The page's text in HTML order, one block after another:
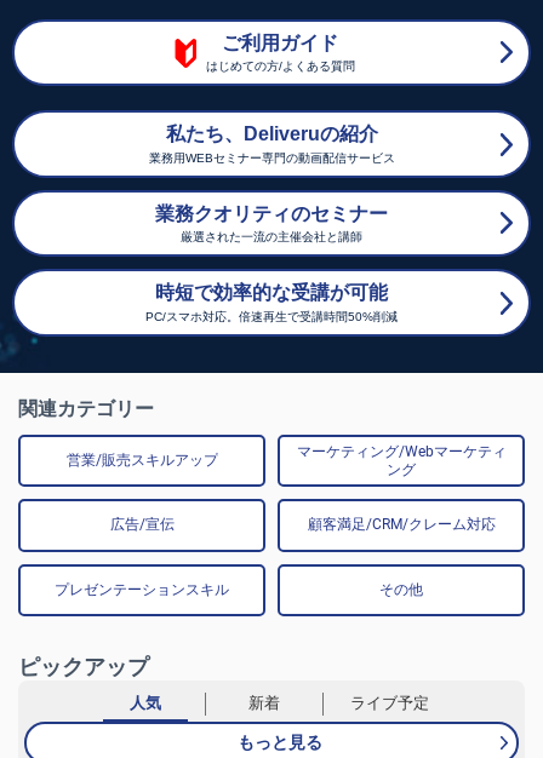
ご利用ガイド
はじめての方/よくある質問
私たち、Deliveruの紹介
業務用WEBセミナー専門の動画配信サービス
業務クオリティのセミナー
厳選された一流の主催会社と講師
時短で効率的な受講が可能
PC/スマホ対応。倍速再生で受講時間50%削減
関連カテゴリー
営業/販売スキルアップ
マーケティング/Webマーケティ
ング
広告/宣伝 顧客満足/CRM/クレーム対応
プレゼンテーションスキル その他
ピックアップ
人気 新着 ライブ予定
もっと見る